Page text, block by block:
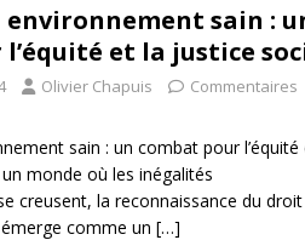
environnement sain :
et la justice
Olivier Chapuis
Commentaires
sain : un combat pour l’équité
monde où les inégalités
creusent, la reconnaissance du
comme un […]